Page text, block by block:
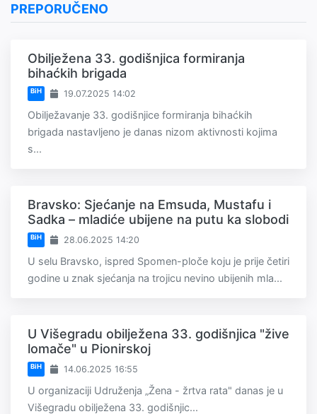
PREPORUČENO
Obilježena 33. godišnjica formiranja
bihaćkih brigada
BiH 19.07.2025 14:02
Obilježavanje 33. godišnjice formiranja bihaćkih
brigada nastavljeno je danas nizom aktivnosti kojima
s...
Bravsko: Sjećanje na Emsuda, Mustafu i
Sadka – mladiće ubijene na putu ka slobodi
BiH 28.06.2025 14:20
U selu Bravsko, ispred Spomen-ploče koju je prije četiri
godine u znak sjećanja na trojicu nevino ubijenih mla...
U Višegradu obilježena 33. godišnjica "žive
lomače" u Pionirskoj
BiH 14.06.2025 16:55
U organizaciji Udruženja „Žena - žrtva rata" danas je u
Višegradu obilježena 33. godišnjic...